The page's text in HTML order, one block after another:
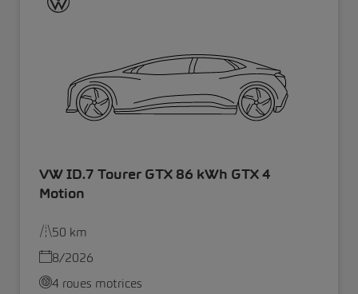
VW ID.7 Tourer GTX 86 kWh GTX 4
Motion
50 km
8/2026
4 roues motrices